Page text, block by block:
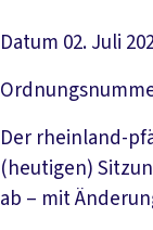
Datum 02. Juli
Der rheinland-
(heutigen)
ab – mit